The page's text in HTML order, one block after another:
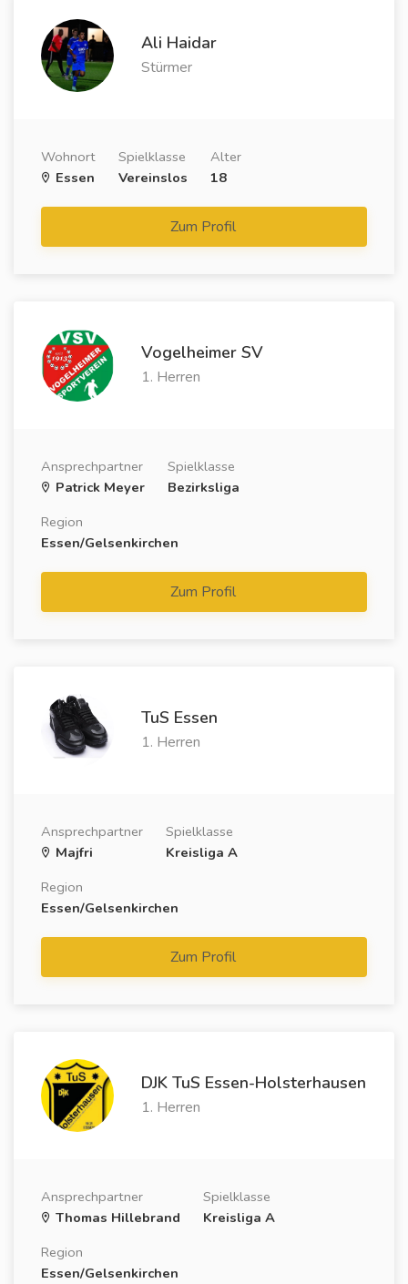
Ali Haidar
Stürmer
Wohnort
Essen
Spielklasse
Vereinslos
Alter
18
Zum Profil
Vogelheimer SV
1. Herren
Ansprechpartner
Patrick Meyer
Spielklasse
Bezirksliga
Region
Essen/Gelsenkirchen
Zum Profil
TuS Essen
1. Herren
Ansprechpartner
Majfri
Spielklasse
Kreisliga A
Region
Essen/Gelsenkirchen
Zum Profil
DJK TuS Essen-Holsterhausen
1. Herren
Ansprechpartner
Thomas Hillebrand
Spielklasse
Kreisliga A
Region
Essen/Gelsenkirchen